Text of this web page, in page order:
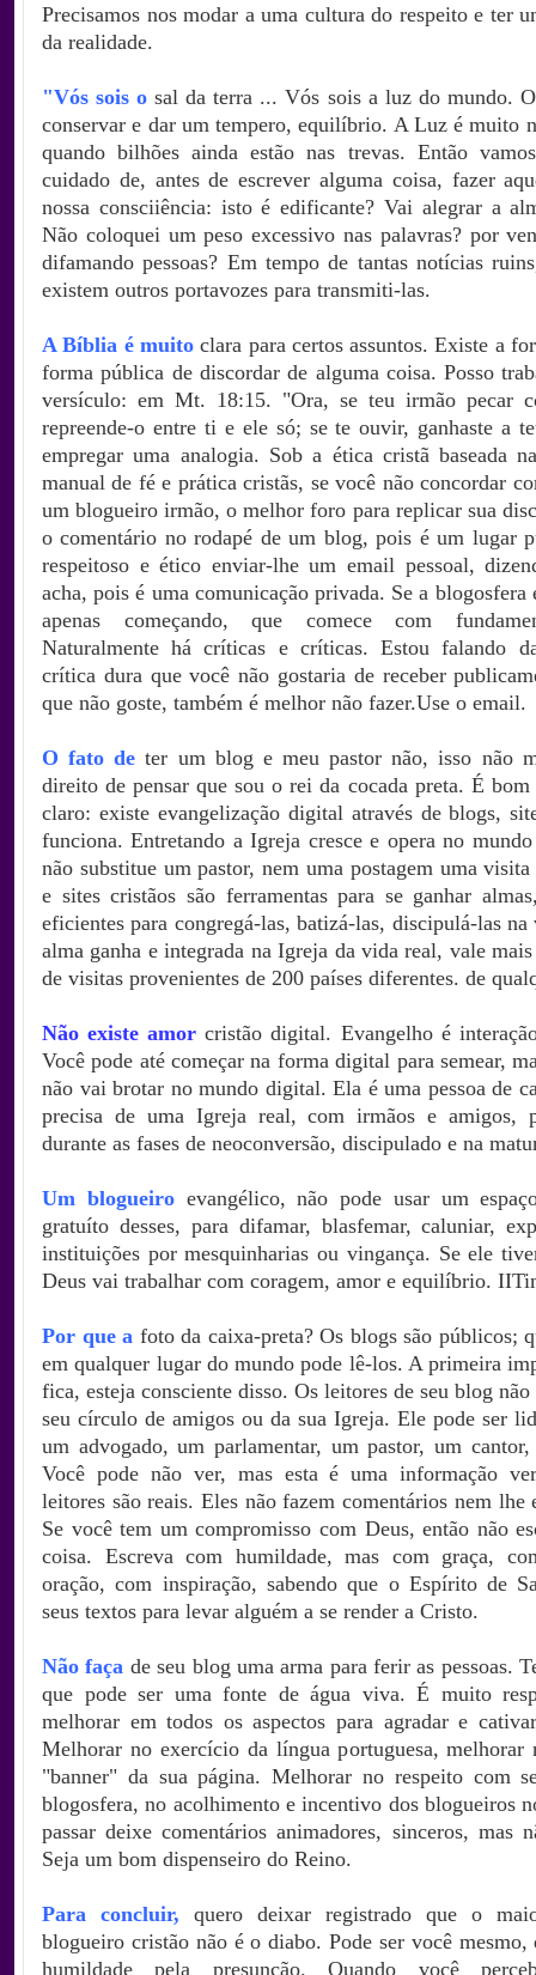
Precisamos nos modar a uma cultura do respeito e ter
da realidade.
"Vós sois o sal da terra ... Vós sois a luz do mundo.
conservar e dar um tempero, equilíbrio. A Luz é muito
quando bilhões ainda estão nas trevas. Então
cuidado de, antes de escrever alguma coisa, fazer
nossa consciiência: isto é edificante? Vai alegrar a
Não coloquei um peso excessivo nas palavras? por
difamando pessoas? Em tempo de tantas notícias
existem outros portavozes para transmiti-las.
A Bíblia é muitoclara para certos assuntos. Existe a
forma pública de discordar de alguma coisa. Posso
versículo: em Mt. 18:15. "Ora, se teu irmão pecar
repreende-o entre ti e ele só; se te ouvir, ganhaste a
empregar uma analogia. Sob a ética cristã baseada
manual de fé e prática cristãs, se você não concordar
um blogueiro irmão, o melhor foro para replicar sua
o comentário no rodapé de um blog, pois é um lugar
respeitoso e ético enviar-lhe um email pessoal,
acha, pois é uma comunicação privada. Se a blogosfera
apenas começando, que comece com
Naturalmente há críticas e críticas. Estou falando
crítica dura que você não gostaria de receber
que não goste, também é melhor não fazer.Use o email.
O fato de ter um blog e meu pastor não, isso não
direito de pensar que sou o rei da cocada preta. É
claro: existe evangelização digital através de blogs,
funciona. Entretando a Igreja cresce e opera no
não substitue um pastor, nem uma postagem uma
e sites cristãos são ferramentas para se ganhar
eficientes para congregá-las, batizá-las, discipulá-las
alma ganha e integrada na Igreja da vida real, vale
de visitas provenientes de 200 países diferentes. de
Não existe amor cristão digital. Evangelho é
Você pode até começar na forma digital para semear,
não vai brotar no mundo digital. Ela é uma pessoa de
precisa de uma Igreja real, com irmãos e amigos,
durante as fases de neoconversão, discipulado e na
Um blogueiroevangélico, não pode usar um
gratuíto desses, para difamar, blasfemar, caluniar,
instituições por mesquinharias ou vingança. Se ele
Deus vai trabalhar com coragem, amor e equilíbrio.
Por que a foto da caixa-preta? Os blogs são públicos;
em qualquer lugar do mundo pode lê-los. A primeira
fica, esteja consciente disso. Os leitores de seu blog não
seu círculo de amigos ou da sua Igreja. Ele pode ser
um advogado, um parlamentar, um pastor, um
Você pode não ver, mas esta é uma informação
leitores são reais. Eles não fazem comentários nem lhe
Se você tem um compromisso com Deus, então não
coisa. Escreva com humildade, mas com graça,
oração, com inspiração, sabendo que o Espírito de
seus textos para levar alguém a se render a Cristo.
Não faça de seu blog uma arma para ferir as pessoas.
que pode ser uma fonte de água viva. É muito
melhorar em todos os aspectos para agradar e
Melhorar no exercício da língua portuguesa,
"banner" da sua página. Melhorar no respeito com
blogosfera, no acolhimento e incentivo dos blogueiros
passar deixe comentários animadores, sinceros, mas
Seja um bom dispenseiro do Reino.
Para concluir,
quero deixar registrado que o
blogueiro cristão não é o diabo. Pode ser você mesmo,
humildade pela presunção. Quando você